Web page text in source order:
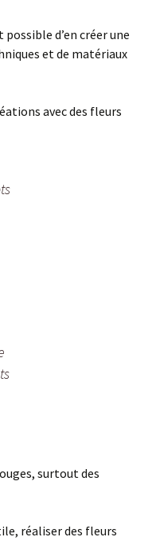
d’en créer une
et de matériaux
avec des fleurs
surtout des
réaliser des fleurs